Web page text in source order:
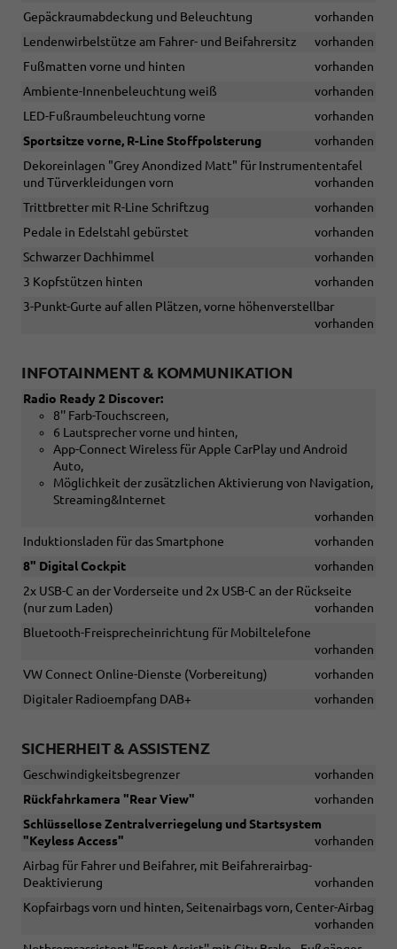
Gepäckraumabdeckung und Beleuchtung
vorhanden
Lendenwirbelstütze am Fahrer- und Beifahrersitz
vorhanden
Fußmatten vorne und hinten
vorhanden
Ambiente-Innenbeleuchtung weiß
vorhanden
LED-Fußraumbeleuchtung vorne
vorhanden
Sportsitze vorne, R-Line Stoffpolsterung
vorhanden
Dekoreinlagen "Grey Anondized Matt" für Instrumententafel
und Türverkleidungen vorn
vorhanden
Trittbretter mit R-Line Schriftzug
vorhanden
Pedale in Edelstahl gebürstet
vorhanden
Schwarzer Dachhimmel
vorhanden
3 Kopfstützen hinten
vorhanden
3-Punkt-Gurte auf allen Plätzen, vorne höhenverstellbar
vorhanden
INFOTAINMENT & KOMMUNIKATION
Radio Ready 2 Discover:
8'' Farb-Touchscreen,
6 Lautsprecher vorne und hinten,
App-Connect Wireless für Apple CarPlay und Android
Auto,
Möglichkeit der zusätzlichen Aktivierung von Navigation,
Streaming&Internet
vorhanden
Induktionsladen für das Smartphone
vorhanden
8" Digital Cockpit
vorhanden
2x USB-C an der Vorderseite und 2x USB-C an der Rückseite
(nur zum Laden)
vorhanden
Bluetooth-Freisprecheinrichtung für Mobiltelefone
vorhanden
VW Connect Online-Dienste (Vorbereitung)
vorhanden
Digitaler Radioempfang DAB+
vorhanden
SICHERHEIT & ASSISTENZ
Geschwindigkeitsbegrenzer
vorhanden
Rückfahrkamera "Rear View"
vorhanden
Schlüssellose Zentralverriegelung und Startsystem
"Keyless Access"
vorhanden
Airbag für Fahrer und Beifahrer, mit Beifahrerairbag-
Deaktivierung
vorhanden
Kopfairbags vorn und hinten, Seitenairbags vorn, Center-Airbag
vorhanden